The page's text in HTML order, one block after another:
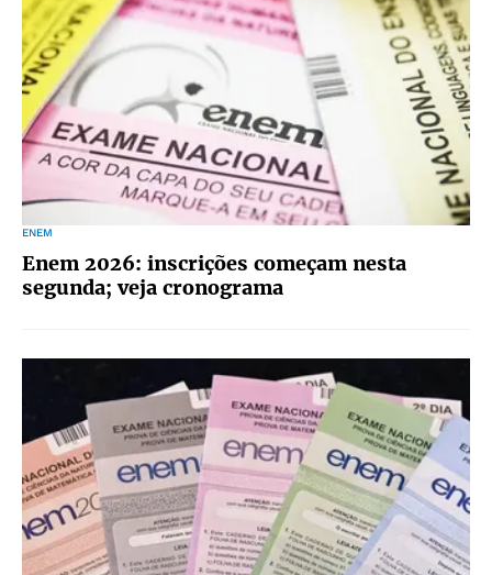
ENEM
Enem 2026: inscrições começam nesta
segunda; veja cronograma